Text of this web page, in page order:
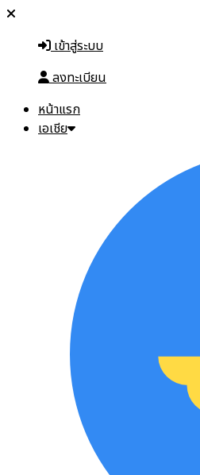
เข้าสู่ระบบ
ลงทะเบียน
หน้าแรก
เอเชีย